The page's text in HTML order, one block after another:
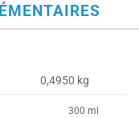
0,4950 kg
300 ml